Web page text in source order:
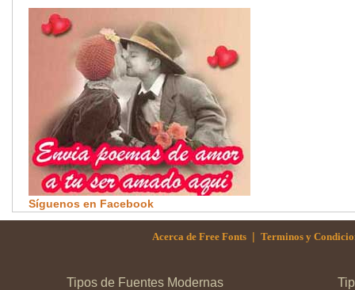
Síguenos en Facebook
Acerca de Free Fonts | Terminos y
Tipos de Fuentes Modernas